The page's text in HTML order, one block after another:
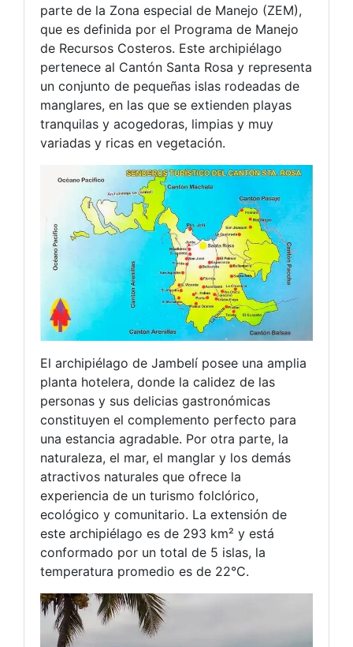
parte de la Zona especial de Manejo (ZEM),
que es definida por el Programa de Manejo
de Recursos Costeros. Este archipiélago
pertenece al Cantón Santa Rosa y representa
un conjunto de pequeñas islas rodeadas de
manglares, en las que se extienden playas
tranquilas y acogedoras, limpias y muy
variadas y ricas en vegetación.
El archipiélago de Jambelí posee una amplia
planta hotelera, donde la calidez de las
personas y sus delicias gastronómicas
constituyen el complemento perfecto para
una estancia agradable. Por otra parte, la
naturaleza, el mar, el manglar y los demás
atractivos naturales que ofrece la
experiencia de un turismo folclórico,
ecológico y comunitario. La extensión de
este archipiélago es de 293 km² y está
conformado por un total de 5 islas, la
temperatura promedio es de 22°C.